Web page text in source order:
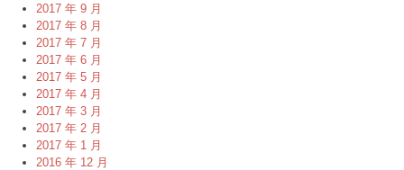
2017 年 9 月
2017 年 8 月
2017 年 7 月
2017 年 6 月
2017 年 5 月
2017 年 4 月
2017 年 3 月
2017 年 2 月
2017 年 1 月
2016 年 12 月